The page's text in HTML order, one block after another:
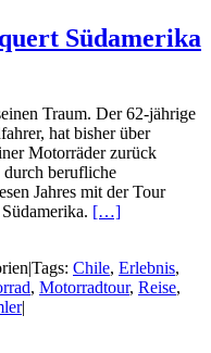
Südamerika
Traum. Der 62-jährige
hat bisher über
Motorräder zurück
durch berufliche
Jahres mit der Tour
[…]
|Tags: Chile, Erlebnis,
, Motorradtour, Reise,
|